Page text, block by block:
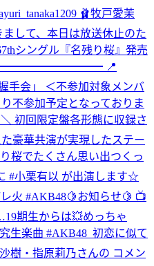
🩰牧戸愛茉
して、本日は放送休止のた
シングル『名残り桜』発売
━━━━━━━━━━━━━━ 📍
手会」 ＜不参加対象メンバ
不参加予定となっておりま
初回限定盤各形態に収録さ
豪華共演が実現したステー
桜でたくさん思い出つくっ
#小栗有以 が出演します☆
火 #AKB48🍋お知らせ🍋 📺
期生からは💥めっちゃ
生楽曲 #AKB48_初恋に似て
樹・指原莉乃さんの コメン